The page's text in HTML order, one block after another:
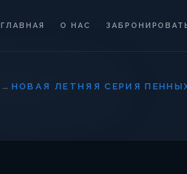
ГЛАВНАЯ О НАС
→ НОВАЯ ЛЕТНЯЯ СЕРИЯ